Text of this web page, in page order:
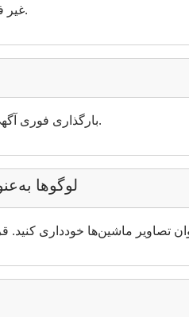
غیرممنوع هستند.
بارگذاری فوری آگهی‌های حذف‌شده قبلی به‌دلیل ایجاد اختلال در رقابت مجاز نیست.
لوگوها